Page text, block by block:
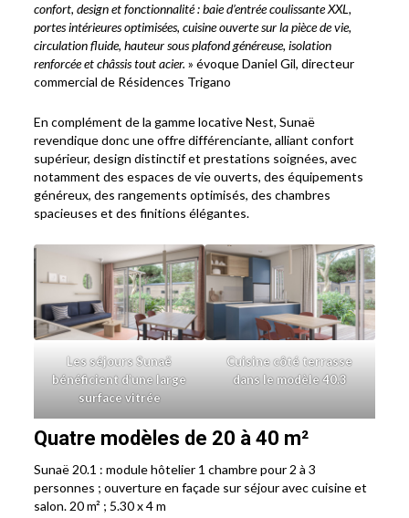
confort, design et fonctionnalité : baie d’entrée coulissante XXL,
portes intérieures optimisées, cuisine ouverte sur la pièce de vie,
circulation fluide, hauteur sous plafond généreuse, isolation
renforcée et châssis tout acier. » évoque Daniel Gil, directeur
commercial de Résidences Trigano
En complément de la gamme locative Nest, Sunaë
revendique donc une offre différenciante, alliant confort
supérieur, design distinctif et prestations soignées, avec
notamment des espaces de vie ouverts, des équipements
généreux, des rangements optimisés, des chambres
spacieuses et des finitions élégantes.
Les séjours Sunaë
bénéficient d’une large
surface vitrée
Cuisine côté terrasse
dans le modèle 40.3
Quatre modèles de 20 à 40 m²
Sunaë 20.1 : module hôtelier 1 chambre pour 2 à 3
personnes ; ouverture en façade sur séjour avec cuisine et
salon. 20 m² ; 5.30 x 4 m